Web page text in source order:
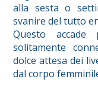
alla sesta o
svanire del tutto
Questo
solitamente
dolce attesa dei
dal corpo